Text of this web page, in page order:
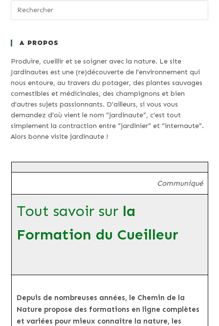
A PROPOS
Produire, cueillir et se soigner avec la nature. Le site
Jardinautes est une (re)découverte de l’environnement qui
nous entoure, au travers du potager, des plantes sauvages
comestibles et médicinales, des champignons et bien
d’autres sujets passionnants. D’ailleurs, si vous vous
demandez d’où vient le nom “jardinaute”, c’est tout
simplement la contraction entre “jardinier” et “internaute”.
Alors bonne visite jardinaute !
Communiqué
Tout savoir sur la
Formation du Cueilleur
Depuis de nombreuses années, le Chemin de la
Nature propose des formations en ligne complètes
et variées pour mieux connaître la nature, les